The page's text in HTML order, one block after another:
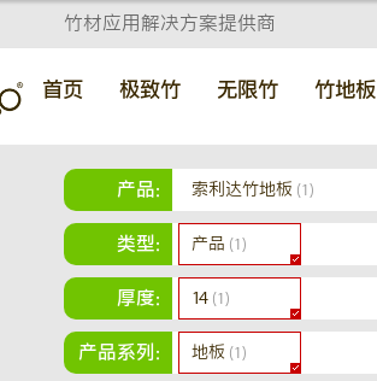
竹材应用解决方案提供商
首页 极致竹 无限竹 竹地板
产品: 索利达竹地板 (1)
类型: 产品 (1)
厚度: 14 (1)
产品系列: 地板 (1)